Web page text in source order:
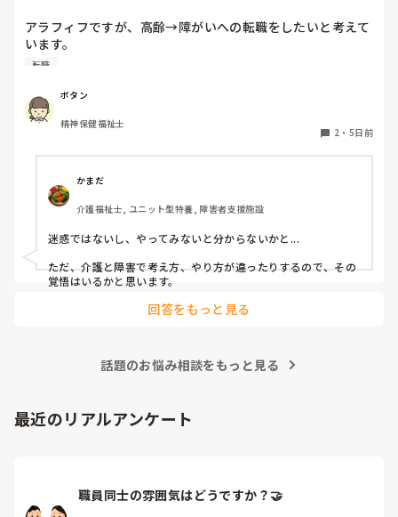
の速さの方を組み合わせたりしてます。順番も一番に入りたい
方がいるので、週によって一番と二番を入れ換えたりしてま
す。決め方は職員によってバラバラなので決まりはありませ
ん。
アラフィフですが、高齢→障がいへの転職をしたいと考えて
います。
覚えも悪くなって来てきますが、経験者の方、どう思われま
やはり迷惑でしょうか？
転職
ボタン
精神保健福祉士
2 ・ 5日前
かまだ
介護福祉士, ユニット型特養, 障害者支援施設
迷惑ではないし、やってみないと分からないかと...
ただ、介護と障害で考え方、やり方が違ったりするので、その
覚悟はいるかと思います。
回答をもっと見る
話題のお悩み相談をもっと見る
最近のリアルアンケート
職員同士の雰囲気はどうですか？🤝